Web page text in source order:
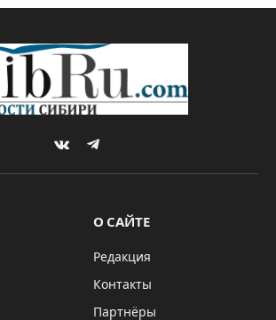
VKontakteTelegram
О САЙТЕ
Редакция
Контакты
Партнёры